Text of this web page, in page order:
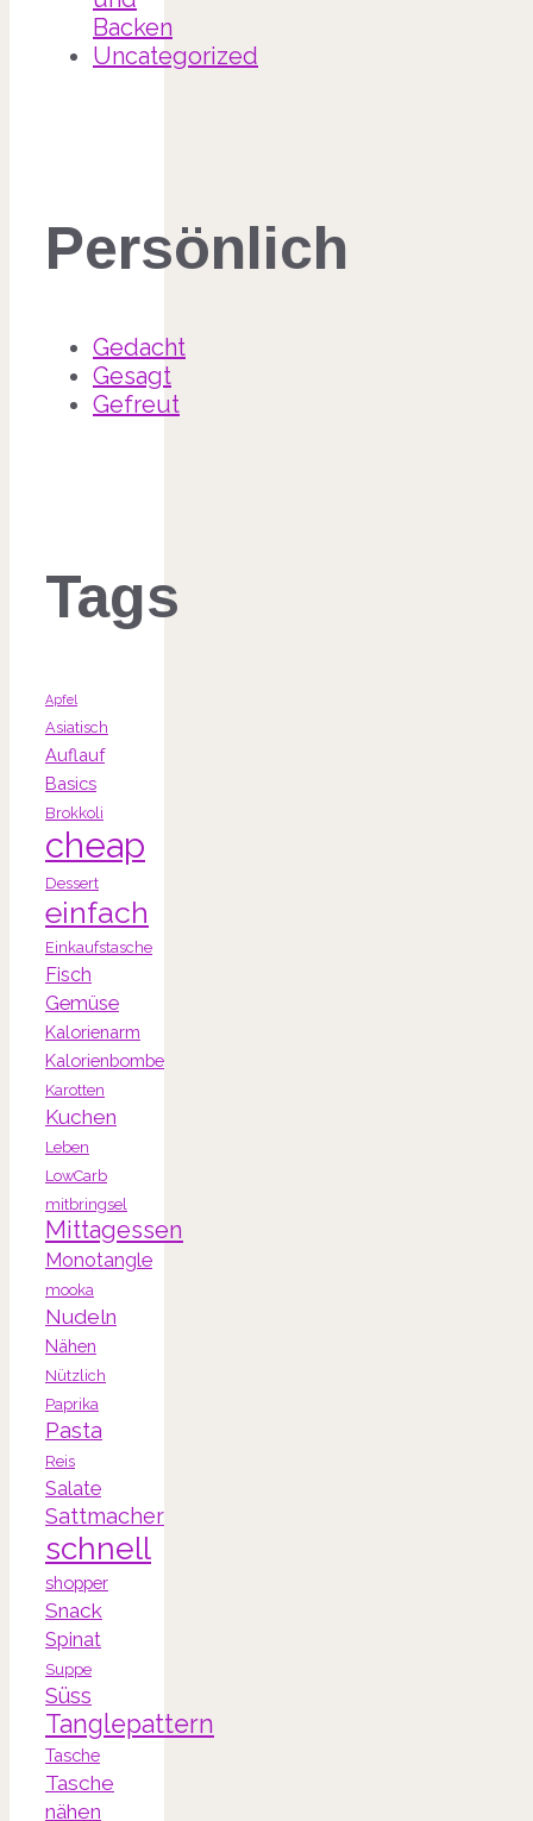
Backen
Uncategorized
Persönlich
Gedacht
Gesagt
Gefreut
Tags
Apfel
Asiatisch
Auflauf
Basics
Brokkoli
cheap
Dessert
einfach
Einkaufstasche
Fisch
Gemüse
Kalorienarm
Kalorienbombe
Karotten
Kuchen
Leben
LowCarb
mitbringsel
Mittagessen
Monotangle
mooka
Nudeln
Nähen
Nützlich
Paprika
Pasta
Reis
Salate
Sattmacher
schnell
shopper
Snack
Spinat
Suppe
Süss
Tanglepattern
Tasche
Tasche
nähen